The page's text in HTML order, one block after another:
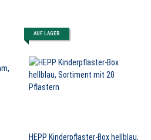
AUF LAGER
HEPP Kinderpflaster-Box hellblau,